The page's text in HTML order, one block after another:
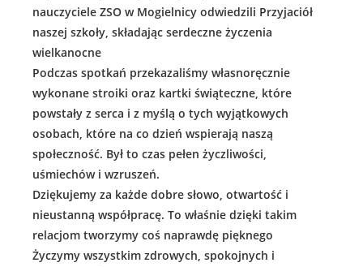
nauczyciele ZSO w Mogielnicy odwiedzili Przyjaciół
naszej szkoły, składając serdeczne życzenia
wielkanocne
Podczas spotkań przekazaliśmy własnoręcznie
wykonane stroiki oraz kartki świąteczne, które
powstały z serca i z myślą o tych wyjątkowych
osobach, które na co dzień wspierają naszą
społeczność. Był to czas pełen życzliwości,
uśmiechów i wzruszeń.
Dziękujemy za każde dobre słowo, otwartość i
nieustanną współpracę. To właśnie dzięki takim
relacjom tworzymy coś naprawdę pięknego
Życzymy wszystkim zdrowych, spokojnych i